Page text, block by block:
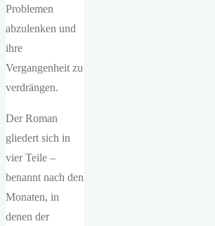
Problemen
abzulenken und
ihre
Vergangenheit zu
verdrängen.
Der Roman
gliedert sich in
vier Teile –
benannt nach den
Monaten, in
denen der